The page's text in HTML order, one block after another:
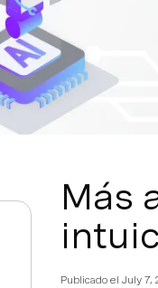
Más
Publicado el July 7,